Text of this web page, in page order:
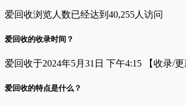
爱回收浏览人数已经达到40,255人访问
爱回收的收录时间？
爱回收于2024年5月31日 下午4:15 【收录/更
爱回收的特点是什么？